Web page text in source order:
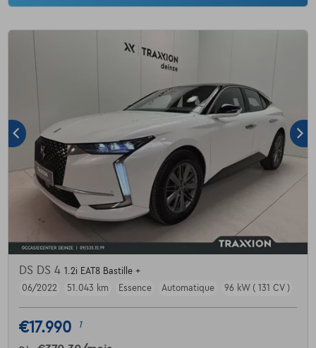
DS DS 4 1.2i EAT8 Bastille +
06/2022
51.043 km Essence Automatique 96 kW ( 131 CV )
€17.990 1